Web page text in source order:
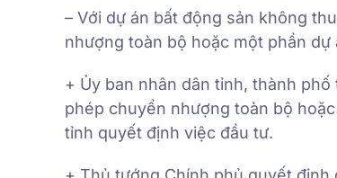
– Với dự án bất động sản không
nhượng toàn bộ hoặc một phần
+ Ủy ban nhân dân tỉnh, thành
phép chuyển nhượng toàn bộ
tỉnh quyết định việc đầu tư.